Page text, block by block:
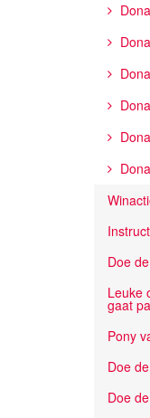
Doe
Leuke
gaat
Pony
Doe
Doe